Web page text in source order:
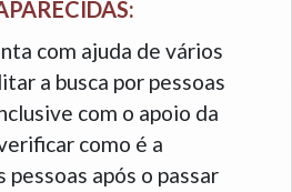
com ajuda de vários
a busca por pessoas
com o apoio da
como é a
pessoas após o passar